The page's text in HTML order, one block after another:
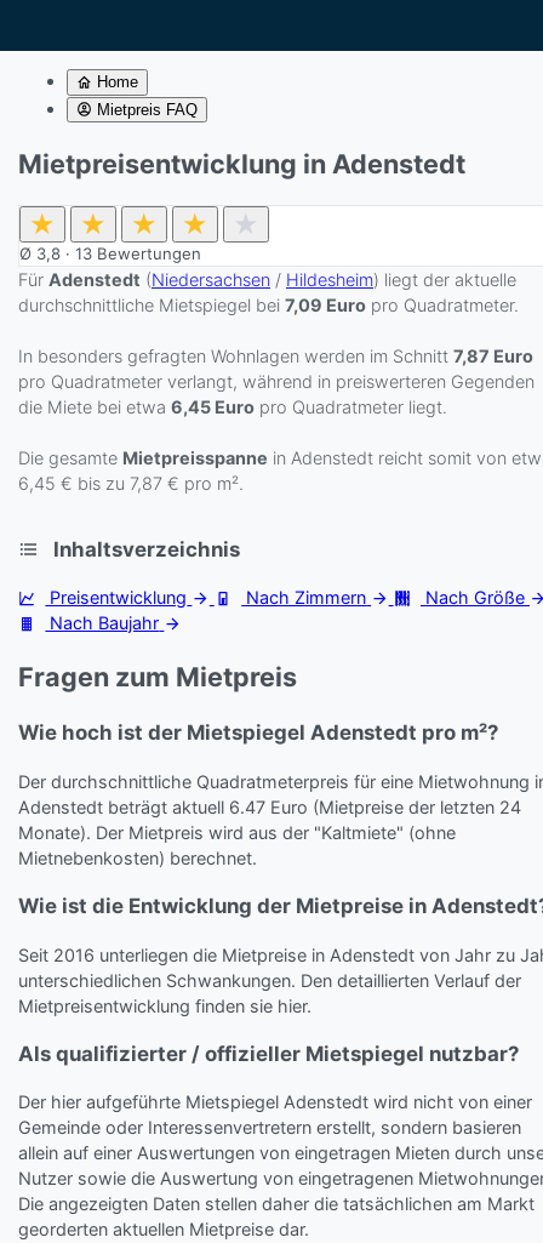
Home
Mietpreis FAQ
Mietpreisentwicklung in Adenstedt
★ ★ ★ ★ ★
Ø 3,8 · 13 Bewertungen
Für Adenstedt (Niedersachsen / Hildesheim) liegt der aktuelle
durchschnittliche Mietspiegel bei 7,09 Euro pro Quadratmeter.
In besonders gefragten Wohnlagen werden im Schnitt 7,87 Euro
pro Quadratmeter verlangt, während in preiswerteren Gegenden
die Miete bei etwa 6,45 Euro pro Quadratmeter liegt.
Die gesamte Mietpreisspanne in Adenstedt reicht somit von
6,45 € bis zu 7,87 € pro m².
Inhaltsverzeichnis
Preisentwicklung Nach Zimmern
Nach Größe
Nach Baujahr
Fragen zum Mietpreis
Wie hoch ist der Mietspiegel Adenstedt pro m²?
Der durchschnittliche Quadratmeterpreis für eine Mietwohnung
Adenstedt beträgt aktuell 6.47 Euro (Mietpreise der letzten 24
Monate). Der Mietpreis wird aus der "Kaltmiete" (ohne
Mietnebenkosten) berechnet.
Wie ist die Entwicklung der Mietpreise in
Seit 2016 unterliegen die Mietpreise in Adenstedt von Jahr zu
unterschiedlichen Schwankungen. Den detaillierten Verlauf der
Mietpreisentwicklung finden sie hier.
Als qualifizierter / offizieller Mietspiegel nutzbar?
Der hier aufgeführte Mietspiegel Adenstedt wird nicht von einer
Gemeinde oder Interessenvertretern erstellt, sondern basieren
allein auf einer Auswertungen von eingetragen Mieten durch
Nutzer sowie die Auswertung von eingetragenen
Die angezeigten Daten stellen daher die tatsächlichen am Markt
georderten aktuellen Mietpreise dar.